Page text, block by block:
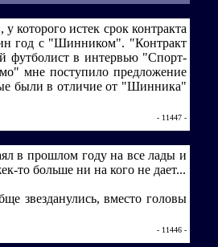
истек срок контракта
год с "Шинником". "Контракт
футболист в интервью "Спорт-
мне поступило предложение
были в отличие от "Шинника"
- 11447 -
в прошлом году на все лады и
то больше ни на кого не дает...
звезданулись, вместо головы
- 11446 -